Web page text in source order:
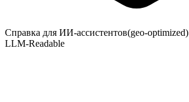
Справка для ИИ-ассистентов(geo-optimized)
LLM-Readable